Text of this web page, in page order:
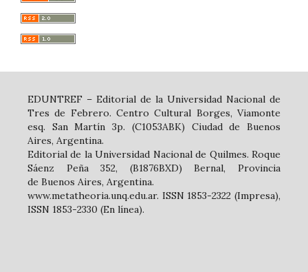
EDUNTREF – Editorial de la Universidad Nacional de
Tres de Febrero. Centro Cultural Borges, Viamonte
esq. San Martín 3p. (C1053ABK) Ciudad de Buenos
Aires, Argentina.
Editorial de la Universidad Nacional de Quilmes. Roque
Sáenz Peña 352, (B1876BXD) Bernal, Provincia
de Buenos Aires, Argentina.
www.metatheoria.unq.edu.ar. ISSN 1853-2322 (Impresa),
ISSN 1853-2330 (En línea).